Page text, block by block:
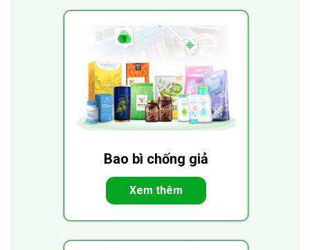
Bao bì chống giả
Xem thêm